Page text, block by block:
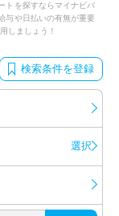
トを探すならマイナビバ
与や日払いの有無が重要
しましょう！
検索条件を登録
選択